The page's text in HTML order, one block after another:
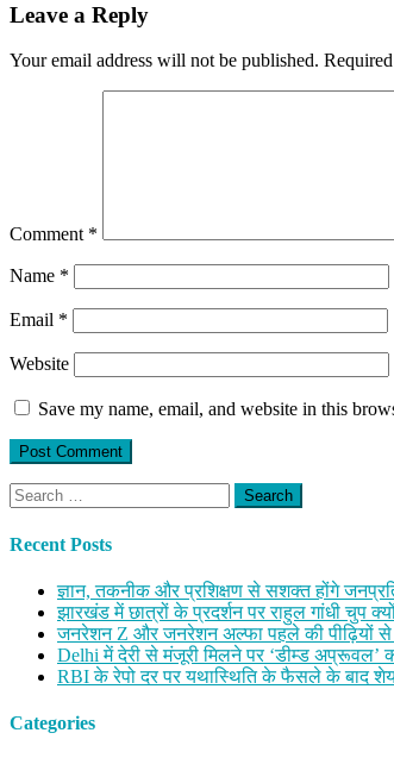
Leave a Reply
Your email address will not be published.
Comment *
Name *
Email *
Website
Save my name, email, and website in this
Search
for:
Recent Posts
ज्ञान, तकनीक और प्रशिक्षण से सशक्त होंगे
झारखंड में छात्रों के प्रदर्शन पर राहुल गांधी चुप
जनरेशन Z और जनरेशन अल्फा पहले की पीढ़ियों
Delhi में देरी से मंजूरी मिलने पर ‘डीम्ड
RBI के रेपो दर पर यथास्थिति के फैसले के बाद
Categories